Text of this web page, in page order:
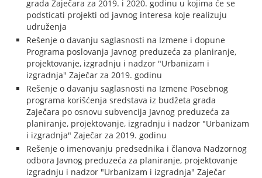
grada Zaječara za 2019. i 2020. godinu u kojima će se
podsticati projekti od javnog interesa koje realizuju
udruženja
Rešenje o davanju saglasnosti na Izmene i dopune
Programa poslovanja Javnog preduzeća za planiranje,
projektovanje, izgradnju i nadzor "Urbanizam i
izgradnja" Zaječar za 2019. godinu
Rešenje o davanju saglasnosti na Izmene Posebnog
programa korišćenja sredstava iz budžeta grada
Zaječara po osnovu subvencija Javnog preduzeća za
planiranje, projektovanje, izgradnju i nadzor "Urbanizam
i izgradnja" Zaječar za 2019. godinu
Rešenje o imenovanju predsednika i članova Nadzornog
odbora Javnog preduzeća za planiranje, projektovanje
izgradnju i nadzor "Urbanizam i izgradnja" Zaječar